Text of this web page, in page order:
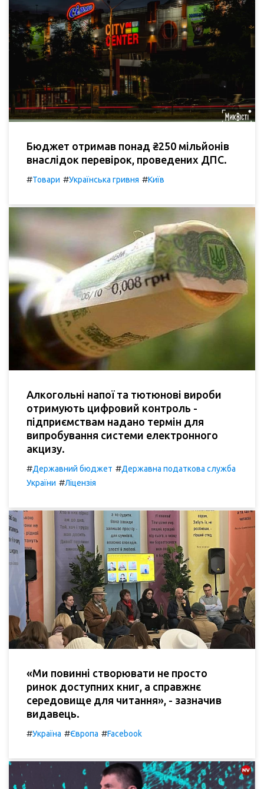
Бюджет отримав понад ₴250 мільйонів
внаслідок перевірок, проведених ДПС.
#Товари #Українська гривня #Київ
Алкогольні напої та тютюнові вироби
отримують цифровий контроль -
підприємствам надано термін для
випробування системи електронного
акцизу.
#Державний бюджет #Державна податкова служба
України #Ліцензія
«Ми повинні створювати не просто
ринок доступних книг, а справжнє
середовище для читання», - зазначив
видавець.
#Україна #Європа #Facebook